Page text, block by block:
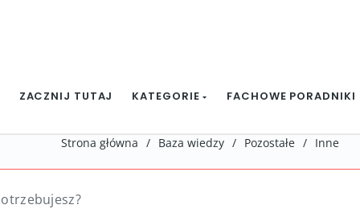
ZACZNIJ TUTAJ KATEGORIE FACHOWE PORADNIKI
Strona główna / Baza wiedzy / Pozostałe / Inne